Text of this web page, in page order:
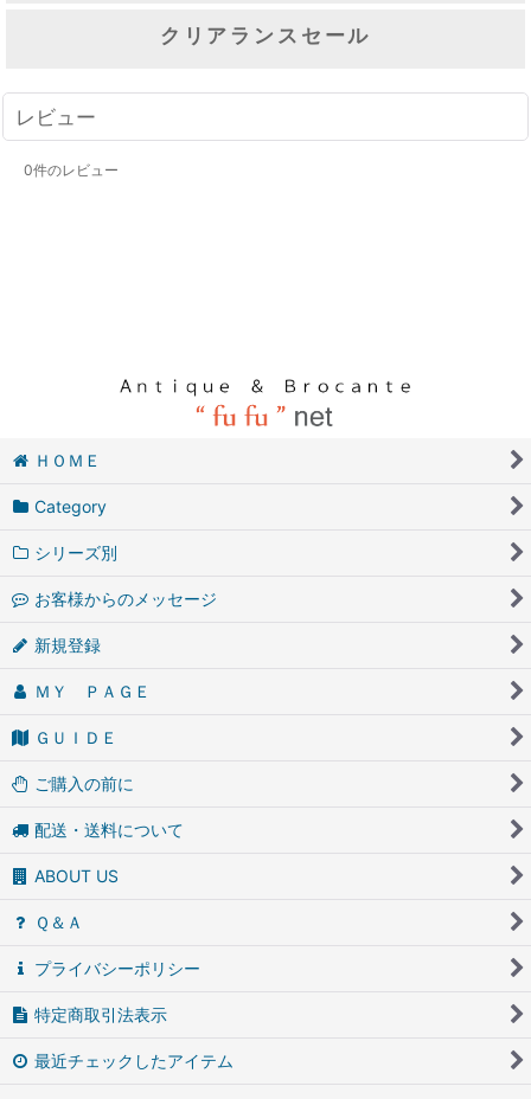
クリアランスセール
レビュー
0件のレビュー
ＨＯＭＥ
Category
シリーズ別
お客様からのメッセージ
新規登録
ＭＹ ＰＡＧＥ
ＧＵＩＤＥ
ご購入の前に
配送・送料について
ABOUT US
Ｑ＆Ａ
プライバシーポリシー
特定商取引法表示
最近チェックしたアイテム